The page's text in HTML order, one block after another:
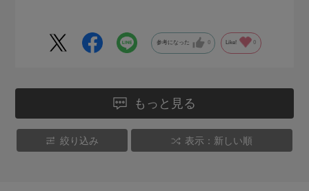
参考になった 0 Like! 0
もっと見る
絞り込み 表示：新しい順